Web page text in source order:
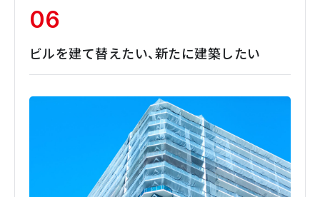
06
ビルを建て替えたい、新たに建築したい